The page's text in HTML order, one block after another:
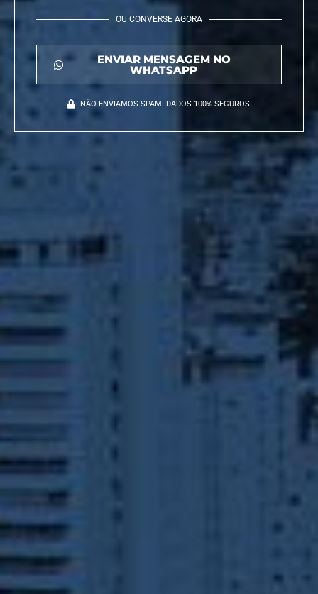
OU CONVERSE AGORA
ENVIAR MENSAGEM NO
WHATSAPP
NÃO ENVIAMOS SPAM. DADOS 100% SEGUROS.